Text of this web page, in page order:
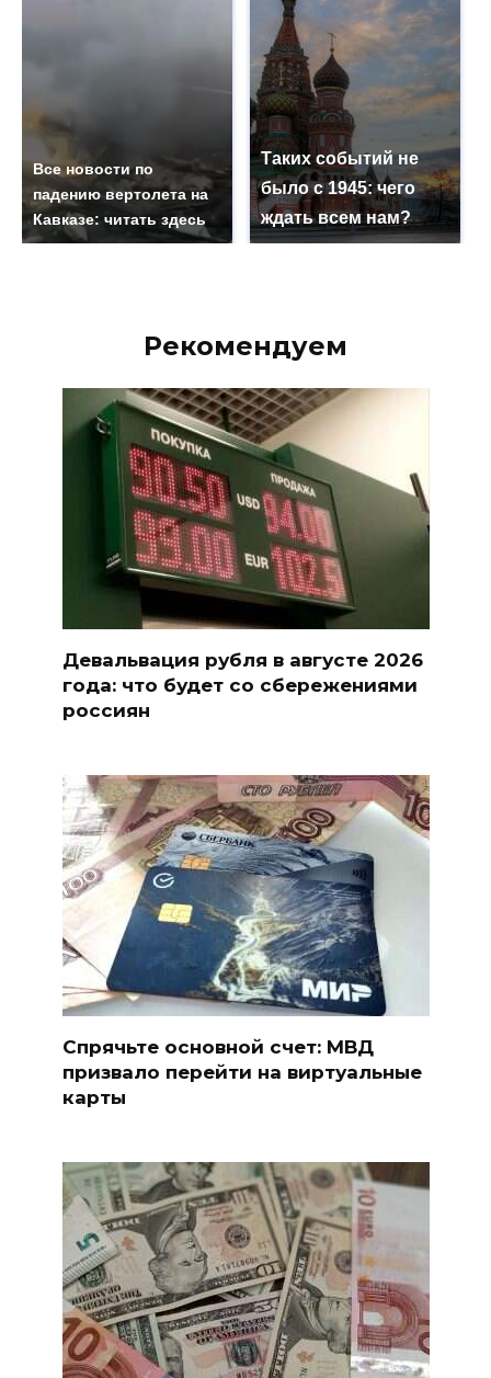
Все новости по
падению вертолета на
Кавказе: читать здесь
Таких событий не
было с 1945: чего
ждать всем нам?
Рекомендуем
Девальвация рубля в августе 2026
года: что будет со сбережениями
россиян
Спрячьте основной счет: МВД
призвало перейти на виртуальные
карты